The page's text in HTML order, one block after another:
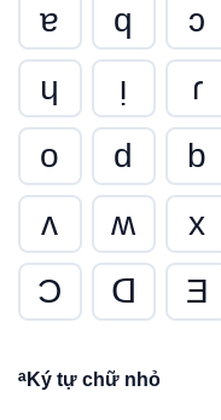
ɐ q ɔ
ɥ
ᴉ ɾ
o
d b
ʌ
ʍ x
Ɔ
ᗡ Ǝ
ᵃKý tự chữ nhỏ